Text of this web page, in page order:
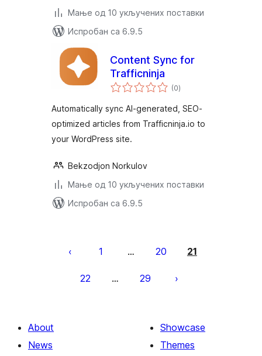
Мање од 10 укључених поставки
Испробан са 6.9.5
Content Sync for
Trafficninja
(0укупних
оцена
)
Automatically sync AI-generated, SEO-
optimized articles from Trafficninja.io to
your WordPress site.
Bekzodjon Norkulov
Мање од 10 укључених поставки
Испробан са 6.9.5
чланака
1 … 20 21
22 … 29
About
News
Showcase
Themes